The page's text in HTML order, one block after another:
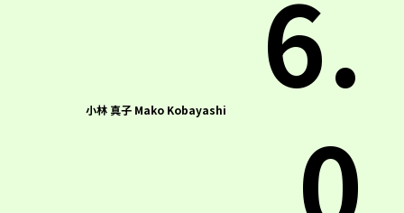
小林 真子 Mako Kobayashi
6.